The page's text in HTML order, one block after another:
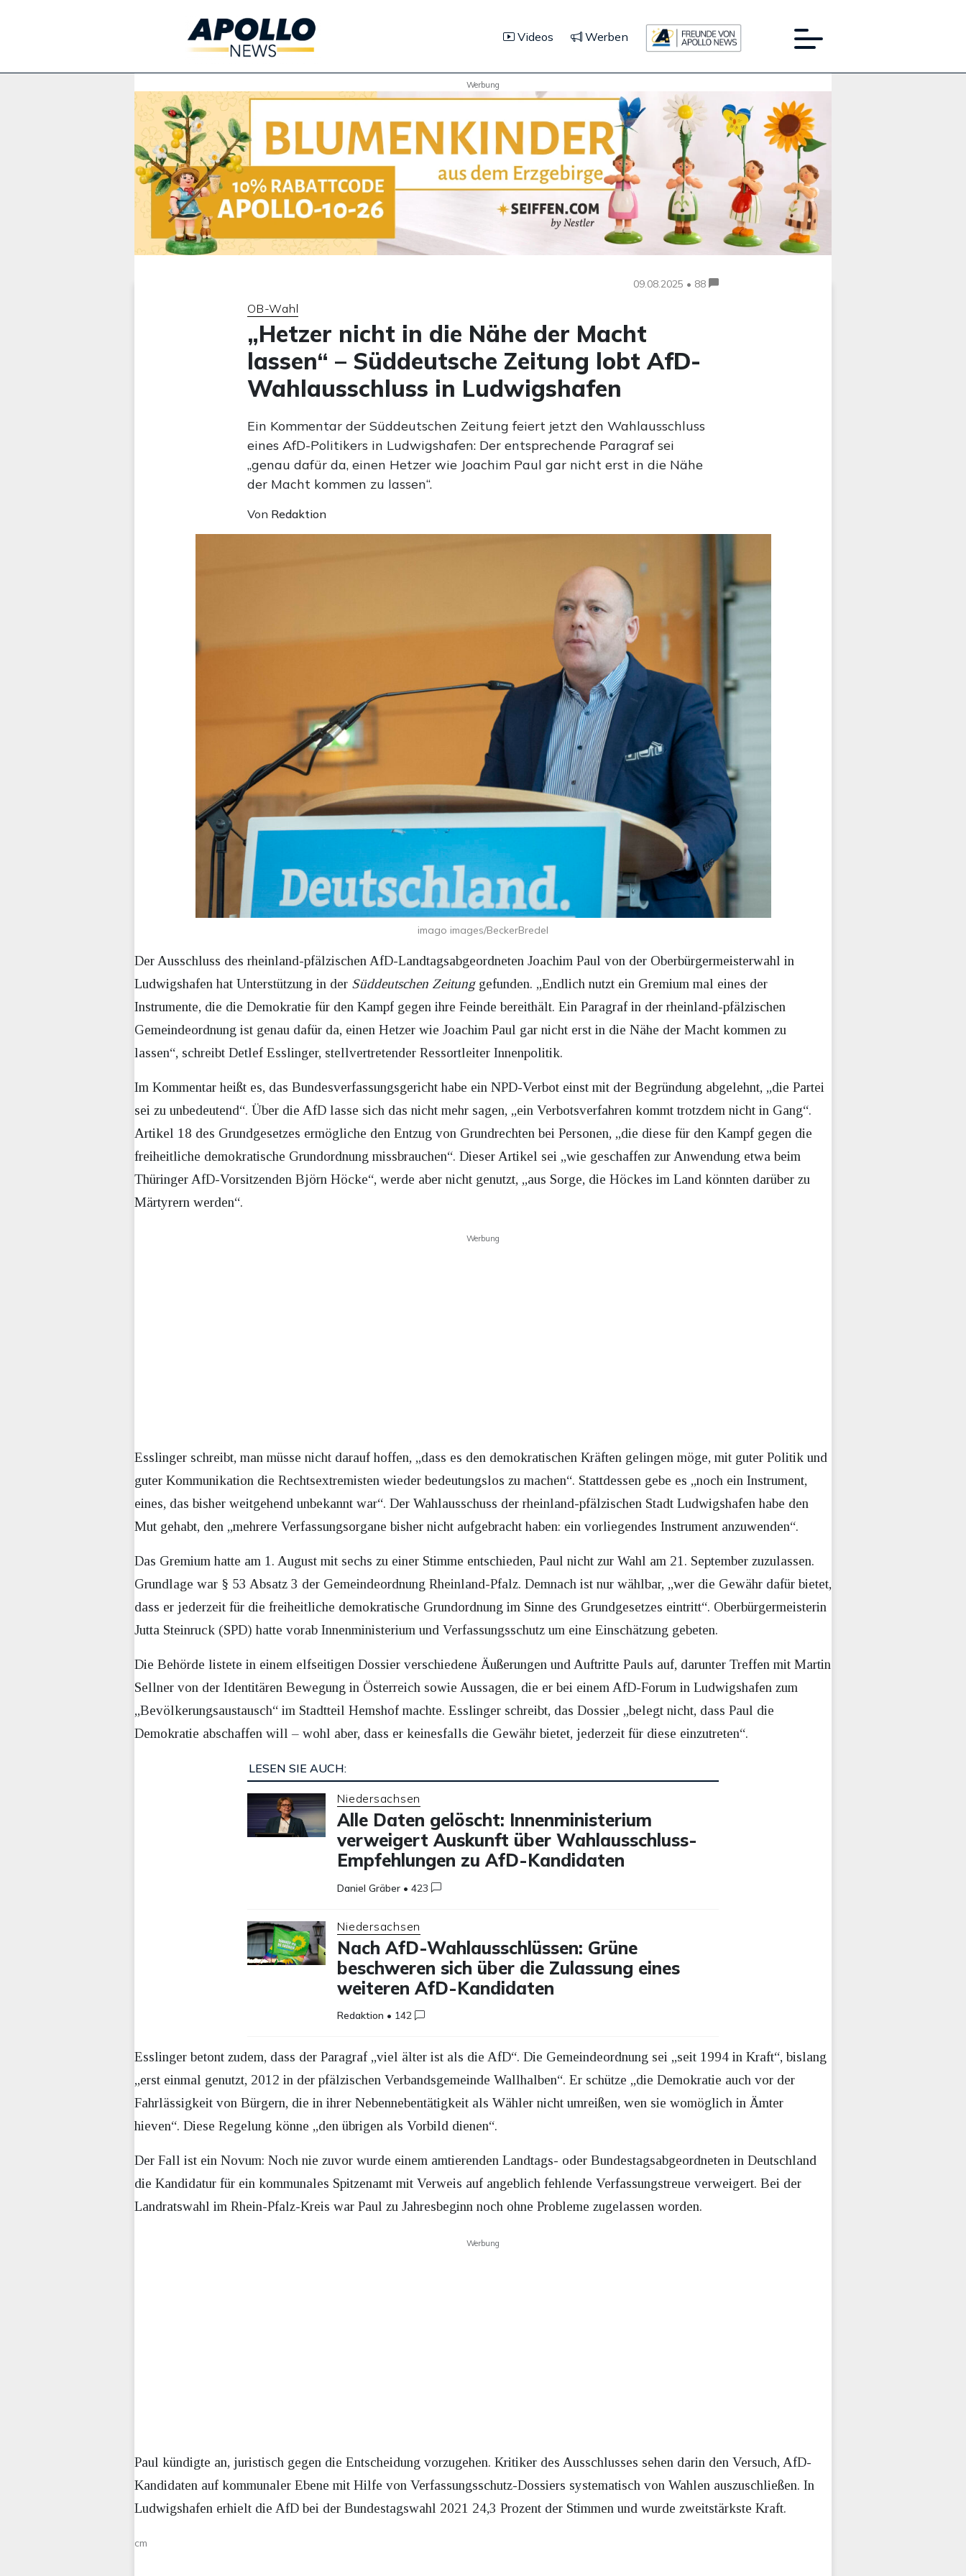
Videos Werben
Werbung
09.08.2025 • 88
OB-Wahl
„Hetzer nicht in die Nähe der Macht
lassen“ – Süddeutsche Zeitung lobt AfD-
Wahlausschluss in Ludwigshafen
Ein Kommentar der Süddeutschen Zeitung feiert jetzt den Wahlausschluss
eines AfD-Politikers in Ludwigshafen: Der entsprechende Paragraf sei
„genau dafür da, einen Hetzer wie Joachim Paul gar nicht erst in die Nähe
der Macht kommen zu lassen“.
Von Redaktion
imago images/BeckerBredel
Der Ausschluss des rheinland-pfälzischen AfD-Landtagsabgeordneten Joachim Paul von der Oberbürgermeisterwahl in
Ludwigshafen hat Unterstützung in der Süddeutschen Zeitunggefunden. „Endlich nutzt ein Gremium mal eines der
Instrumente, die die Demokratie für den Kampf gegen ihre Feinde bereithält. Ein Paragraf in der rheinland-pfälzischen
Gemeindeordnung ist genau dafür da, einen Hetzer wie Joachim Paul gar nicht erst in die Nähe der Macht kommen zu
lassen“, schreibt Detlef Esslinger, stellvertretender Ressortleiter Innenpolitik.
Im Kommentar heißt es, das Bundesverfassungsgericht habe ein NPD-Verbot einst mit der Begründung abgelehnt, „die Partei
sei zu unbedeutend“. Über die AfD lasse sich das nicht mehr sagen, „ein Verbotsverfahren kommt trotzdem nicht in Gang“.
Artikel 18 des Grundgesetzes ermögliche den Entzug von Grundrechten bei Personen, „die diese für den Kampf gegen die
freiheitliche demokratische Grundordnung missbrauchen“. Dieser Artikel sei „wie geschaffen zur Anwendung etwa beim
Thüringer AfD-Vorsitzenden Björn Höcke“, werde aber nicht genutzt, „aus Sorge, die Höckes im Land könnten darüber zu
Märtyrern werden“.
Werbung
Esslinger schreibt, man müsse nicht darauf hoffen, „dass es den demokratischen Kräften gelingen möge, mit guter Politik und
guter Kommunikation die Rechtsextremisten wieder bedeutungslos zu machen“. Stattdessen gebe es „noch ein Instrument,
eines, das bisher weitgehend unbekannt war“. Der Wahlausschuss der rheinland-pfälzischen Stadt Ludwigshafen habe den
Mut gehabt, den „mehrere Verfassungsorgane bisher nicht aufgebracht haben: ein vorliegendes Instrument anzuwenden“.
Das Gremium hatte am 1. August mit sechs zu einer Stimme entschieden, Paul nicht zur Wahl am 21. September zuzulassen.
Grundlage war § 53 Absatz 3 der Gemeindeordnung Rheinland-Pfalz. Demnach ist nur wählbar, „wer die Gewähr dafür bietet,
dass er jederzeit für die freiheitliche demokratische Grundordnung im Sinne des Grundgesetzes eintritt“. Oberbürgermeisterin
Jutta Steinruck (SPD) hatte vorab Innenministerium und Verfassungsschutz um eine Einschätzung gebeten.
Die Behörde listete in einem elfseitigen Dossier verschiedene Äußerungen und Auftritte Pauls auf, darunter Treffen mit Martin
Sellner von der Identitären Bewegung in Österreich sowie Aussagen, die er bei einem AfD-Forum in Ludwigshafen zum
„Bevölkerungsaustausch“ im Stadtteil Hemshof machte. Esslinger schreibt, das Dossier „belegt nicht, dass Paul die
Demokratie abschaffen will – wohl aber, dass er keinesfalls die Gewähr bietet, jederzeit für diese einzutreten“.
LESEN SIE AUCH:
Niedersachsen
Alle Daten gelöscht: Innenministerium
verweigert Auskunft über Wahlausschluss-
Empfehlungen zu AfD-Kandidaten
Daniel Gräber •423
Niedersachsen
Nach AfD-Wahlausschlüssen: Grüne
beschweren sich über die Zulassung eines
weiteren AfD-Kandidaten
Redaktion • 142
Esslinger betont zudem, dass der Paragraf „viel älter ist als die AfD“. Die Gemeindeordnung sei „seit 1994 in Kraft“, bislang
„erst einmal genutzt, 2012 in der pfälzischen Verbandsgemeinde Wallhalben“. Er schütze „die Demokratie auch vor der
Fahrlässigkeit von Bürgern, die in ihrer Nebennebentätigkeit als Wähler nicht umreißen, wen sie womöglich in Ämter
hieven“. Diese Regelung könne „den übrigen als Vorbild dienen“.
Der Fall ist ein Novum: Noch nie zuvor wurde einem amtierenden Landtags- oder Bundestagsabgeordneten in Deutschland
die Kandidatur für ein kommunales Spitzenamt mit Verweis auf angeblich fehlende Verfassungstreue verweigert. Bei der
Landratswahl im Rhein-Pfalz-Kreis war Paul zu Jahresbeginn noch ohne Probleme zugelassen worden.
Werbung
Paul kündigte an, juristisch gegen die Entscheidung vorzugehen. Kritiker des Ausschlusses sehen darin den Versuch, AfD-
Kandidaten auf kommunaler Ebene mit Hilfe von Verfassungsschutz-Dossiers systematisch von Wahlen auszuschließen. In
Ludwigshafen erhielt die AfD bei der Bundestagswahl 2021 24,3 Prozent der Stimmen und wurde zweitstärkste Kraft.
cm